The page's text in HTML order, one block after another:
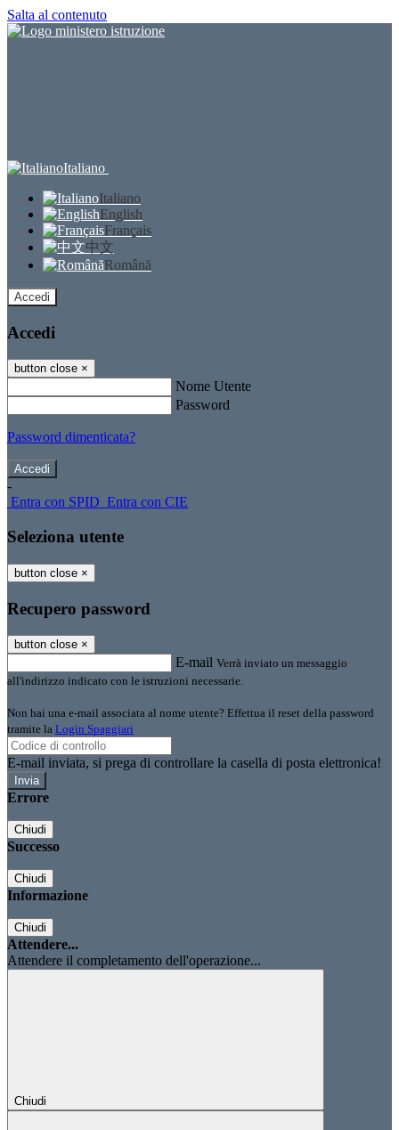
Salta al contenuto
Italiano
Italiano
English
Français
中文
Română
Accedi
Accedi
button close ×
Nome Utente
Password
Password dimenticata?
-
Entra con SPID Entra con CIE
Seleziona utente
button close ×
Recupero password
button close ×
E-mail Verrà inviato un messaggio
all'indirizzo indicato con le istruzioni necessarie.
Non hai una e-mail associata al nome utente? Effettua il reset della password
tramite la Login Spaggiari
E-mail inviata, si prega di controllare la casella di posta elettronica!
Errore
Chiudi
Successo
Chiudi
Informazione
Chiudi
Attendere...
Attendere il completamento dell'operazione...
Chiudi